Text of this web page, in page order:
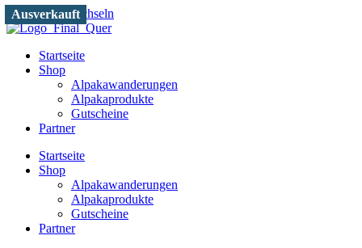
Zum Inhalt wechseln
Startseite
Shop
Alpakawanderungen
Alpakaprodukte
Gutscheine
Partner
Startseite
Shop
Alpakawanderungen
Alpakaprodukte
Gutscheine
Partner
Ausverkauft